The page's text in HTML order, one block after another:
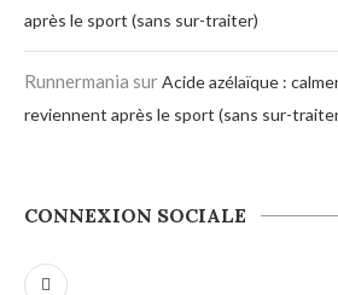
après le sport (sans sur-traiter)
Runnermania surAcide azélaïque :
reviennent après le sport (sans sur-
CONNEXION SOCIALE